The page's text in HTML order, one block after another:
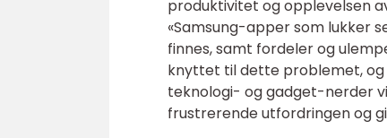
produktivitet og opplevelsen
«Samsung-apper som lukker
finnes, samt fordeler og
knyttet til dette problemet, og
teknologi- og gadget-nerder
frustrerende utfordringen og